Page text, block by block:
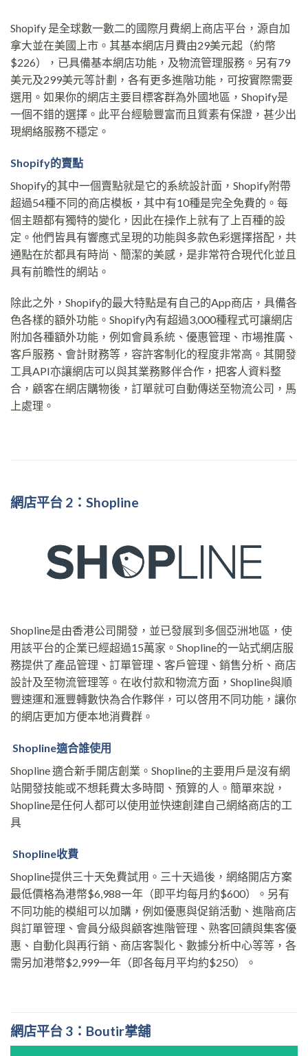
Shopify 是全球數一數二的國際月費網上商店平台，源自加
拿大並在美國上市。其基本網店月費由29美元起（約幣
$226），已具備基本網店功能，及物流管理服務。另有79
美元及299美元等計劃，各有更多進階功能，可按實際需要
選用。如果你的網店主要目標客群為外國地區，Shopify是
一個不錯的選擇。此平台經驗豐富而且質素有保證，甚少出
現網絡服務不穩定。
Shopify的賣點
Shopify的其中一個賣點就是它的系統設計面，Shopify附帶
超過54種不同的商店模板，其中有10種是完全免費的。每
個主題都有獨特的變化，因此在操作上就有了上百種的設
定。他們皆具有響應式呈現的功能與多款色彩選擇搭配，共
通點在於都具有時尚、簡潔的美感，是非常符合現代化並且
具有前瞻性的網站。
除此之外，Shopify的最大特點是有自己的App商店，具備各
色各樣的額外功能。Shopify內有超過3,000種程式可讓網店
附加各種額外功能，例如會員系統、優惠管理、市場推廣、
客戶服務、會計財務等，容許客制化的程度非常高。其開發
工具API亦讓網店可以與其業務黟伴合作，把客人資料整
合，顧客在網店購物後，訂單就可自動傳送至物流公司，馬
上處理。
網店平台 2：Shopline
Shopline是由香港公司開發，並已發展到多個亞洲地區，使
用該平台的企業已經超過15萬家。Shopline的一站式網店服
務提供了產品管理、訂單管理、客戶管理、銷售分析、商店
設計及至物流管理等。在收付款和物流方面，Shopline與順
豐速運和滙豐轉數快為合作夥伴，可以啓用不同功能，讓你
的網店更加方便本地消費群。
Shopline適合誰使用
Shopline 適合新手開店創業。Shopline的主要用戶是沒有網
站開發技能或不想耗費太多時間、預算的人。簡單來說，
Shopline是任何人都可以使用並快速創建自己網絡商店的工
具
Shopline收費
Shopline提供三十天免費試用。三十天過後，網絡開店方案
最低價格為港幣$6,988一年（即平均每月約$600）。另有
不同功能的模組可以加購，例如優惠與促銷活動、進階商店
與訂單管理、會員分級與顧客進階管理、熟客回饋與集客優
惠、自動化與再行銷、商店客製化、數據分析中心等等，各
需另加港幣$2,999一年（即各每月平均約$250）。
網店平台 3：Boutir掌舖